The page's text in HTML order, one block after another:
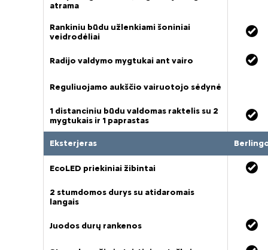
atrama
Rankiniu būdu užlenkiami šoniniai
veidrodėliai
Radijo valdymo mygtukai ant vairo
Reguliuojamo aukščio vairuotojo sėdynė
1 distanciniu būdu valdomas raktelis su 2
mygtukais ir 1 paprastas
Eksterjeras
EcoLED priekiniai žibintai
2 stumdomos durys su atidaromais
langais
Juodos durų rankenos